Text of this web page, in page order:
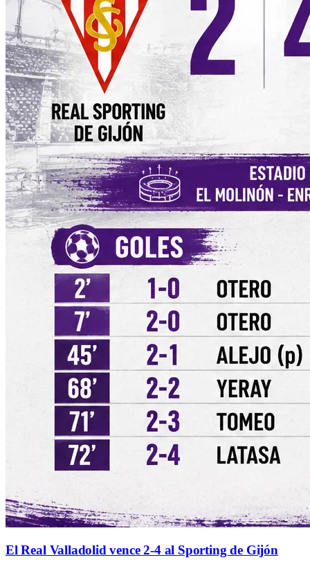
El Real Valladolid vence 2-4 al Sporting de Gijón